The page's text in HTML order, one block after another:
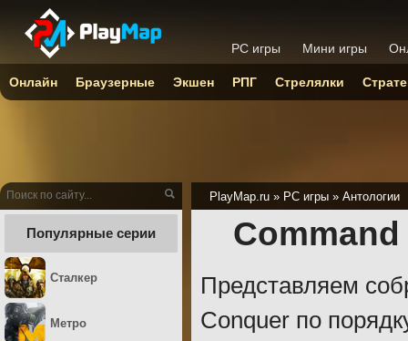
PlayMap.ru » PC игры » Антологии
Представляем
Conquer по
Популярные серии
Сталкер
Метро
PC игры Мини игры
Онлайн Браузерные Экшен РПГ Стрелялки